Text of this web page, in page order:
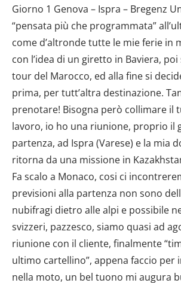
Giorno 1 Genova – Ispra – Bregenz Una vacanza “pensata più che programmata” all’ultimo momento, come d’altronde tutte le mie ferie in moto. Si parte con l’idea di un giretto in Baviera, poi si declina su un tour del Marocco, ed alla fine si decide, due giorni prima, per tutt’altra destinazione. Tanto non si deve prenotare! Bisogna però collimare il tutto con il lavoro, io ho una riunione, proprio il giorno della partenza, ad Ispra (Varese) e la mia dolce metà ritorna da una missione in Kazakhstan il giorno dopo! Fa scalo a Monaco, cosi ci incontreremo la. Le previsioni alla partenza non sono delle migliori, nubifragi dietro alle alpi e possibile neve sui passi svizzeri, pazzesco, siamo quasi ad agosto. Finita la riunione con il cliente, finalmente “timbro il mio ultimo cartellino”, appena faccio per inserire le chiavi nella moto, un bel tuono mi augura buone ferie… pioverà tutto il tragitto, e mi maledico per aver messo il termometro sulla moto, che infatti mi ricorda costantemente che la temperatura è sotto i dieci gradi. Mi attraverso così la ridente Svizzera ed arrivo a Bregenz, devo cercare un camping, arrivo in riva al lago e, tra i tanti ne scelgo uno col nome esotico “mexico”.. Almeno ho l’illusione di essere al caldo. Monto la tenda nei bagni, per non prendere l’acquazzone e mi passo una bella nottata a sentire la pioggia. Tutto sommato è anche questo il bello di queste vacanze Giorno 2 Bregenz – Monaco Piove a tratti, la strada è breve. Nulla di cui essere preoccupati. Arrivo a monaco in mattinata, Giorgia arriverà verso l’una. Ne arriva da 24 ore di aeroporti, decido che non posso tartassarla con una notte in campeggio, ma sono pur sempre genovese… l’albergo sarebbe troppo caro.. E cosi trovo un ostello, che comunque mi garantisce una camera ed un bagno. Riesco persino a stendere la tenda zuppa di acqua ad asciugare. Dopo un pasto a base di immancabili salsicce, mi incontro finalmente con Giorgia, e siamo ufficialmente in ferie! Inutile dire che Monaco è bellissima, passiamo il pomeriggio e la sera a passeggiare senza meta, e ci concediamo la classica cena a base di piatti ipercolesterolici ed ottima wiessbier. Giorno 3 Monaco – Salisburgo – Vienna Partiamo con comodo, oggi non piove, alla volta di Vienna. Tappa obbligata nella stupenda Salisburgo, un po’ troppo affollata di turisti per i miei gusti, ed arriviamo alla stupenda Vienna. Troviamo un campeggio appena un po’ fuori dalla tangenziale, come tutti i campeggi “metropolitani” non è certo bucolico, ma i nostri 10 metri quadri per la tenda sono assicurati. A Vienna mi coglie un attacco di pigrizia e decidiamo per il tour in pullman, da veri giapponesi. Bellissima ed imperdibile come sempre, Vienna. Alla sera recuperiamo la moto e ci rechiamo al quartiere di Grinzing, costellato di bellissimi ristoranti tipici, dove ci concediamo la prima schnitzel delle vacanze, una sorta di cotoletta impanata formato A3. Giorni 4 e 5 Vienna – Balatonfured Qui devo fare una promessa. La mia dolcissima metà non ha mai fatto viaggi in moto lunghi, preferisce vacanze più stanziali, al mare possibilmente, quindi ho dovuto prometterle alcuni giorni di relax, e cosa c è di meglio che le terme ungheresi? A balatonfured troviamo un megacampeggio con mille attrazioni, tra cui anche una sorta di skilift per lo sci nautico! Ristoranti, bar, negozi, ed una discoteca, affollato ma veramente omniconfort. Il primo giorno lo passiamo sulle rive del balaton e nella piscina del camping, il secondo giorno, ci spostiamo a Heviz per una bella giornata nei bagni termali. Il complesso di Heviz è davvero bello e confortevole, con un prezzo irrosorio bagni termali, saune e massaggi sono assicurati. Freschi e rilassati ceneremo in un bel ristorante stile agriturismo sulle rive del Balaton, fatale fu la scelta della pietanza… il pesce del balaton fritto in pastella non è cosi entusiasmante. Giorni 6 e 7 Balatonfured – Aggtelek Dove si va? Dove non si va? Apriamo la guida e cerchiamo qualcosa. Non ho voglia di andare a Budapest, girare città in moto non mi piace particolarmente, allora nella giuda troviamo questo “Aggtelek” un paesino tra le montagne al confine con la Slovacchia, in cui ci dovrebbero essere delle grotte immense da visitare. Arriviamo nel pomeriggio e troviamo un camping molto ben tenuto dove con 20 euro ci affittano un bungalow in legno col tetto a spiovente che sembra una casa degli gnomi. Scopriamo che in vicinanza (50km) ci sono pure le terme! Cosi optiamo per la visita alle grotte già nel pomeriggio stesso e poi il giorno dopo le terme di Miskolc Tapolca. Le grotte sono effettivamente impressionanti, è possibile anche fare un tour di un giorno e 24 km, noi optiamo ovviamente per la versione “light”, tour di un paio d’ore. Alla sera piove ma tanto siamo ben al coperto. Cenato con una bella, solita, cotoletta impanata con patatine, ce ne andiamo a dormire. Il giorno dopo lo spendiamo nelle terme di MiskolcTapolca, tra le più rinomate dell’ungheria, ne usciamo ovviamente rilassati e contenti. Giorno 8 Balatonfured – Vadu Izei Oggi si va in Romania, nel Maramures, la regione montana e rurale. La strada è un po’ lunga ma arriviamo al confine per ora di pranzo, appena passato il confine ci si accorge subito che si sta entrando in un altro paese. La strada è a tratti sterrata, sebbene sia una via di comunicazione principale, ed i segni di una condizione economica più disagiata sono evidenti! A compensare, c è il calore e la cortesia del popolo rumeno, che non tarda a manifestarsi quando, guidando, un ape (o qualcosa di simile) mi punge su un labbro: tempo mezzora ed ero gonfiato tanto da sembrare la controfigura di braccio di ferro! Mi reco in farmacia, e, con l’aiuto di una ragazza che parlava l’italiano, viene contattato un medico che mi fa avere le medicine necessarie. Troviamo una specie di agriturismo nel comune di Vadu-Izei, 10 euro a testa per camera, cena e colazione. Sarebbe stato tutto ottimo se non che abbiamo azzardato a lavarci i denti con l’acqua del rubinetto, che aveva un cattivo odore, scopriremo d’aver fatto un errore la sera dopo. Durante la notte scoppia un temporale d’altri tempi, ma siamo in una comoda stanza. Giorno 9 e 10 – Vadu Izei – Cluj Napoca Attraversiamo il Maramures facendo una strada secondaria tra le campagne, vediamo falciare i campi a mano, decine di carri a cavallo e ponti di corda e legno sui torrenti, sembra di essere nell’ottocento. Il Maramures è davvero suggestivo, incontriamo anche diversi monasteri e luoghi di culto, ne visitiamo due, nel secondo una gentile signora con nipotina ci conducono a visitare una cappella decorata con dipinti su legno dallo stile popolare, ci mostra il libro delle visite in cui ce ne indica una della fine degli anni 90, firmata “Charles”, dice che si tratta del principe Carlo. Lasciamo anche noi la nostra dedica e ci dirigiamo a Cluj Napoca. Qui ci sistemiamo in una “Penziune”, una buona camera per pochi euro, visitiamo il centro di questa splendida città e, dopo cena, in camera, comincia l’odissea… L’acqua dell’agriturismo sta avendo i suoi venefici e lassativi effetti sul nostro organismo… dovremmo fermarci un giorno a riprenderci Giorno 11 Cluj Napoca – Sibiu Attraversiamo la transilvania, terra di leggende, ed arriviamo alla sua capitale, Sibiu, capitale europea della cultura 2007, un bellissimo borgo medievale, tenuto come una perla. Sui tetti spiccano alcuni nidi di cicogna. Ci concediamo una cena in un ristorante tipico tran silvano, a base di ottima carne e prezzo decisamente abbordabile. Giorno 12 13 Sibiu Mako Ormai le ferie sono agli sgoccioli, si deve iniziare a pensare a tornare indietro, e ci viene voglia di fare